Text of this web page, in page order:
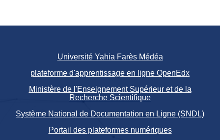
Université Yahia Farès Médéa
plateforme d'apprentissage en ligne OpenEdx
Ministère de l'Enseignement Supérieur et de la
Recherche Scientifique
Système National de Documentation en Ligne (SNDL)
Portail des plateformes numériques